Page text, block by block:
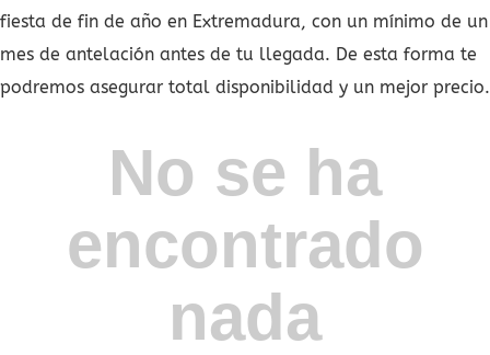
fiesta de fin de año en Extremadura, con un mínimo de un
mes de antelación antes de tu llegada. De esta forma te
podremos asegurar total disponibilidad y un mejor precio.
No se ha
encontrado
nada